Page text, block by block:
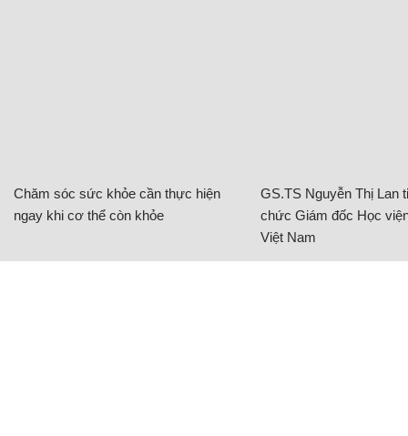
Chăm sóc sức khỏe cần thực hiện
ngay khi cơ thể còn khỏe
GS.TS Nguyễn Thị Lan
chức Giám đốc Học
Việt Nam